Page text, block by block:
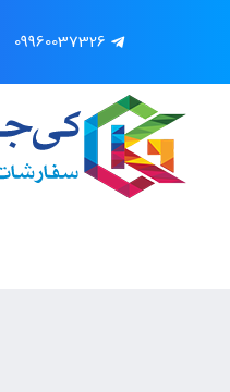
09960037326